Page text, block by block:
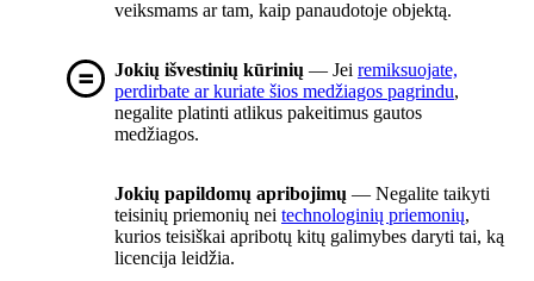
veiksmams ar tam, kaip panaudotoje objektą.
Jokių išvestinių kūrinių — Jei remiksuojate,
perdirbate ar kuriate šios medžiagos pagrindu,
negalite platinti atlikus pakeitimus gautos
medžiagos.
Jokių papildomų apribojimų — Negalite taikyti
teisinių priemonių nei technologinių priemonių,
kurios teisiškai apribotų kitų galimybes daryti tai, ką
licencija leidžia.